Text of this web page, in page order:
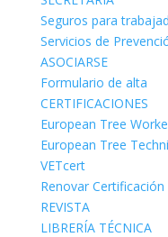
Seguros para
Servicios de
ASOCIARSE
Formulario de alta
CERTIFICACIONES
European Tree
European Tree
VETcert
Renovar Certificación
REVISTA
LIBRERÍA TÉCNICA